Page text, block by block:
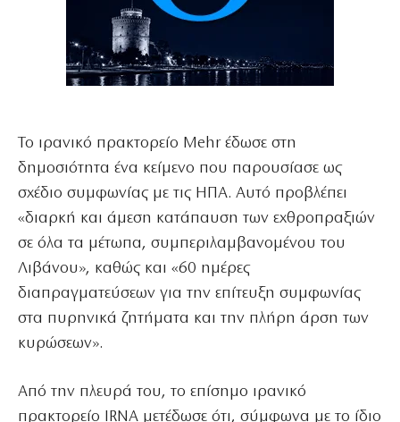
Το ιρανικό πρακτορείο Mehr έδωσε στη
δημοσιότητα ένα κείμενο που παρουσίασε ως
σχέδιο συμφωνίας με τις ΗΠΑ. Αυτό προβλέπει
«διαρκή και άμεση κατάπαυση των εχθροπραξιών
σε όλα τα μέτωπα, συμπεριλαμβανομένου του
Λιβάνου», καθώς και «60 ημέρες
διαπραγματεύσεων για την επίτευξη συμφωνίας
στα πυρηνικά ζητήματα και την πλήρη άρση των
κυρώσεων».
Από την πλευρά του, το επίσημο ιρανικό
πρακτορείο IRNA μετέδωσε ότι, σύμφωνα με το ίδιο